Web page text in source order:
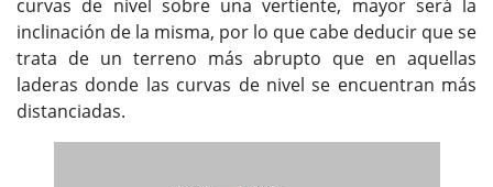
curvas de nivel sobre una vertiente, mayor será la
inclinación de la misma, por lo que cabe deducir que se
trata de un terreno más abrupto que en aquellas
laderas donde las curvas de nivel se encuentran más
distanciadas.